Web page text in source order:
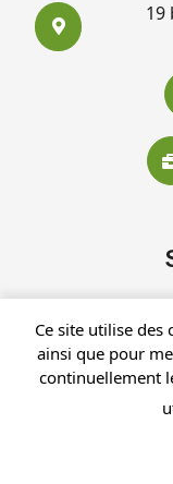
19
Ce site utilise
ainsi que pour
continuellement